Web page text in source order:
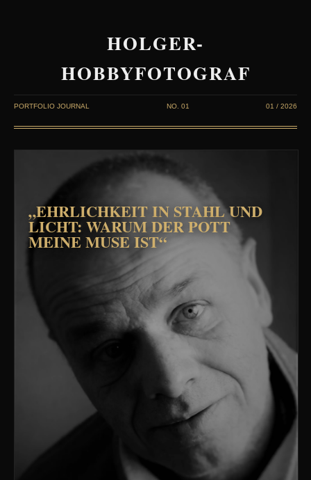
HOLGER-
HOBBYFOTOGRAF
PORTFOLIO JOURNAL NO. 01 01 / 2026
„EHRLICHKEIT IN STAHL UND
LICHT: WARUM DER POTT
MEINE MUSE IST“